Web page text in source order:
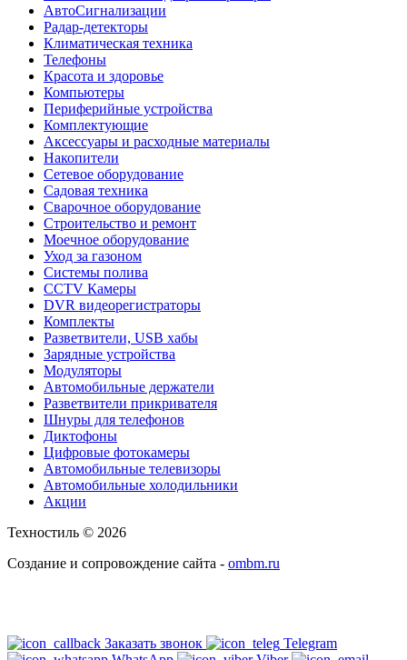
АвтоСигнализации
Радар-детекторы
Климатическая техника
Телефоны
Красота и здоровье
Компьютеры
Периферийные устройства
Комплектующие
Аксессуары и расходные материалы
Накопители
Сетевое оборудование
Садовая техника
Сварочное оборудование
Строительство и ремонт
Моечное оборудование
Уход за газоном
Системы полива
CCTV Камеры
DVR видеорегистраторы
Комплекты
Разветвители, USB хабы
Зарядные устройства
Модуляторы
Автомобильные держатели
Разветвители прикривателя
Шнуры для телефонов
Диктофоны
Цифровые фотокамеры
Автомобильные телевизоры
Автомобильные холодильники
Акции
Техностиль © 2026
Создание и сопровождение сайта - ombm.ru
Заказать звонок
Telegram